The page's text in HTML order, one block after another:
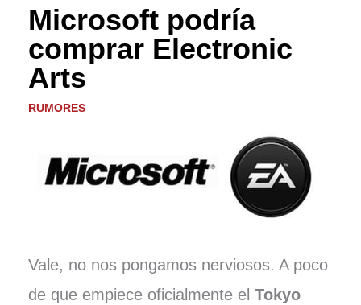
Microsoft podría
comprar Electronic
Arts
RUMORES
Vale, no nos pongamos nerviosos. A poco
de que empiece oficialmente el Tokyo